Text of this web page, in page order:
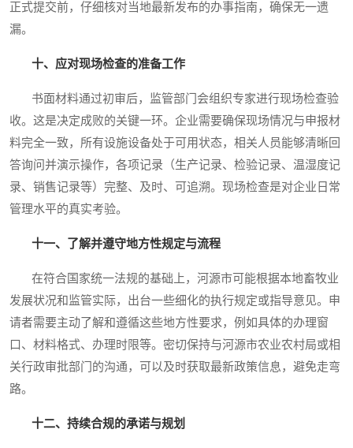
正式提交前，仔细核对当地最新发布的办事指南，确保无一遗
漏。
十、应对现场检查的准备工作
书面材料通过初审后，监管部门会组织专家进行现场检查验
收。这是决定成败的关键一环。企业需要确保现场情况与申报材
料完全一致，所有设施设备处于可用状态，相关人员能够清晰回
答询问并演示操作，各项记录（生产记录、检验记录、温湿度记
录、销售记录等）完整、及时、可追溯。现场检查是对企业日常
管理水平的真实考验。
十一、了解并遵守地方性规定与流程
在符合国家统一法规的基础上，河源市可能根据本地畜牧业
发展状况和监管实际，出台一些细化的执行规定或指导意见。申
请者需要主动了解和遵循这些地方性要求，例如具体的办理窗
口、材料格式、办理时限等。密切保持与河源市农业农村局或相
关行政审批部门的沟通，可以及时获取最新政策信息，避免走弯
路。
十二、持续合规的承诺与规划